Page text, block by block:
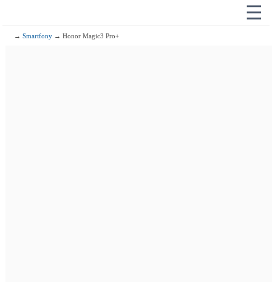
☰
→Smartfony → Honor Magic3 Pro+